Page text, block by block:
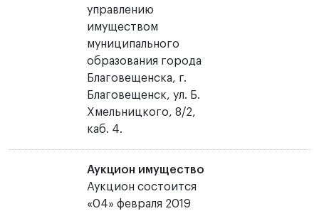
управлению
имуществом
муниципального
образования города
Благовещенска, г.
Благовещенск, ул. Б.
Хмельницкого, 8/2,
каб. 4.
Аукцион имущество
Аукцион состоится
«04» февраля 2019